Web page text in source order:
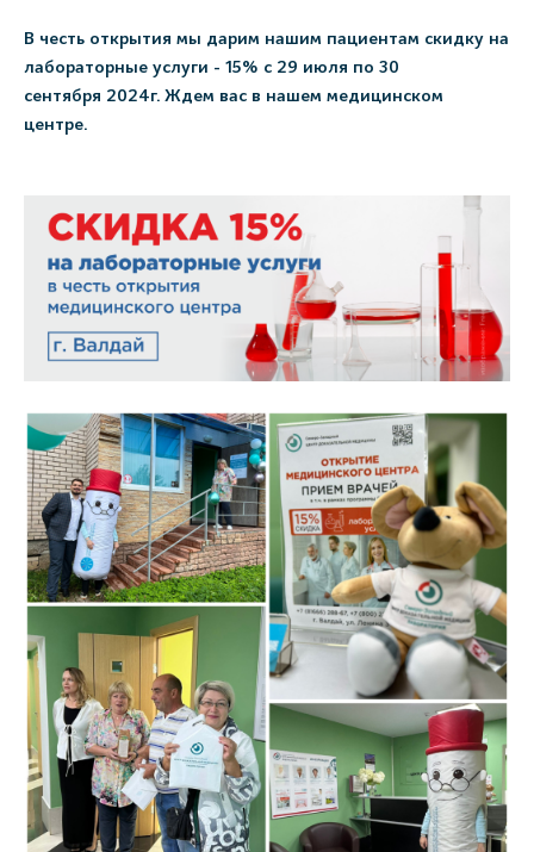
В честь открытия мы дарим нашим пациентам скидку на
лабораторные услуги - 15% с 29 июля по 30
сентября 2024г. Ждем вас в нашем медицинском
центре.